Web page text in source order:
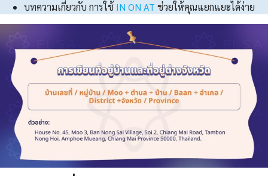
บทความเกี่ยวกับ การใช้ IN ON AT ช่วยให้คุณแยกแยะได้ง่าย